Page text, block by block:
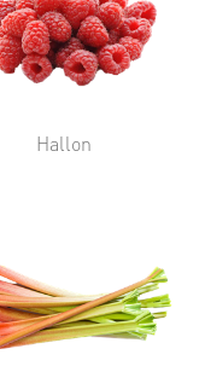
Hallon